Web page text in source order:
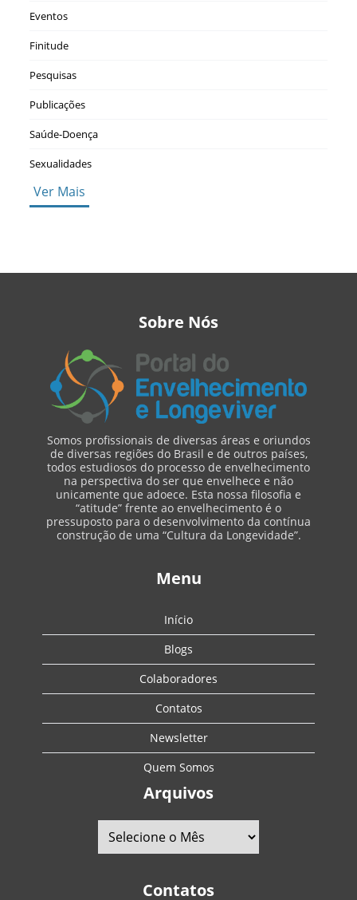
Eventos
Finitude
Pesquisas
Publicações
Saúde-Doença
Sexualidades
Ver Mais
Sobre Nós
Somos profissionais de diversas áreas e oriundos
de diversas regiões do Brasil e de outros países,
todos estudiosos do processo de envelhecimento
na perspectiva do ser que envelhece e não
unicamente que adoece. Esta nossa filosofia e
“atitude” frente ao envelhecimento é o
pressuposto para o desenvolvimento da contínua
construção de uma “Cultura da Longevidade”.
Menu
Início
Blogs
Colaboradores
Contatos
Newsletter
Quem Somos
Arquivos
Contatos